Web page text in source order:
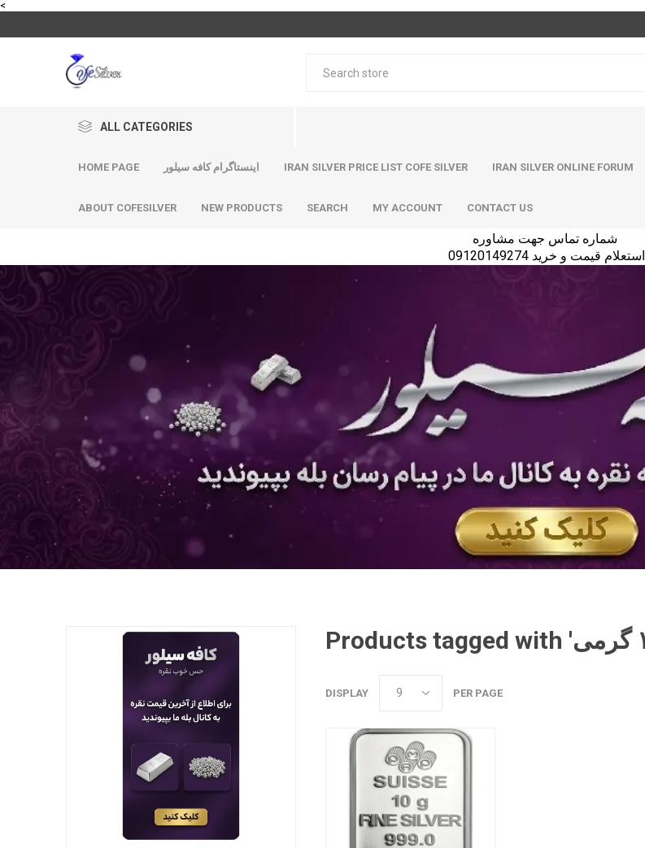
<
ALL CATEGORIES
HOME PAGE اینستاگرام کافه سیلور IRAN SILVER PRICE LIST COFE SILVER IRAN SILVER ONLINE FORUM
ABOUT COFESILVER NEW PRODUCTS SEARCH MY ACCOUNT CONTACT US
استعلام قیمت و خرید 09120149274
DISPLAY PER PAGE